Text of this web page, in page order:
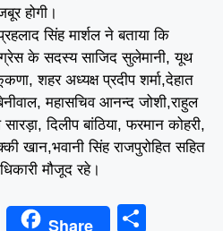
होगी।
सिंह मार्शल ने बताया कि
के सदस्य साजिद सुलेमानी, यूथ
शहर अध्यक्ष प्रदीप शर्मा,देहात
महासचिव आनन्द जोशी,राहुल
दिलीप बांठिया, फरमान कोहरी,
खान,भवानी सिंह राजपुरोहित सहित
मौजूद रहे।
W
Share